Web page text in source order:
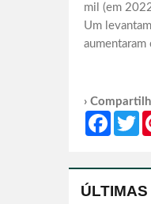
mil (em
Um
›